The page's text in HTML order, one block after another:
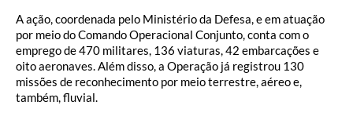
A ação, coordenada pelo Ministério da Defesa, e em atuação
por meio do Comando Operacional Conjunto, conta com o
emprego de 470 militares, 136 viaturas, 42 embarcações e
oito aeronaves. Além disso, a Operação já registrou 130
missões de reconhecimento por meio terrestre, aéreo e,
também, fluvial.